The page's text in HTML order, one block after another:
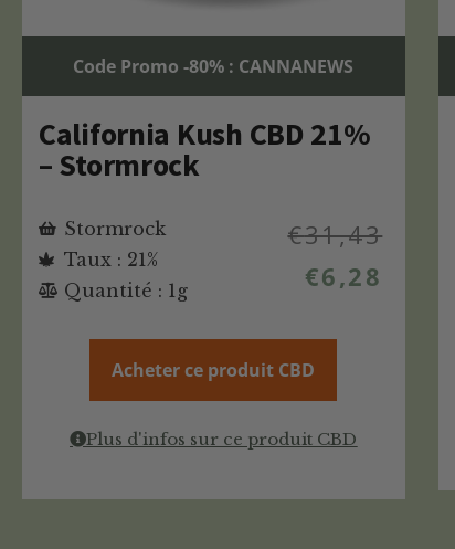
Code Promo -80% : CANNANEWS
California Kush CBD 21%
– Stormrock
Stormrock
Taux : 21%
Quantité : 1g
€31,43
€6,28
Acheter ce produit CBD
Plus d'infos sur ce produit CBD